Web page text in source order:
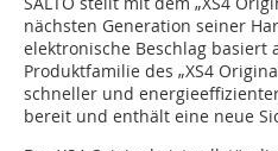
nächsten Generation seiner
elektronische Beschlag basiert
Produktfamilie des „XS4
schneller und
bereit und enthält eine neue